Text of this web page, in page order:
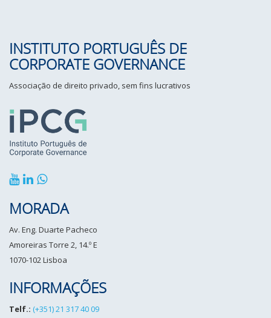
INSTITUTO PORTUGUÊS DE
CORPORATE GOVERNANCE
Associação de direito privado, sem fins lucrativos
MORADA
Av. Eng. Duarte Pacheco
Amoreiras Torre 2, 14.º E
1070-102 Lisboa
INFORMAÇÕES
Telf.: (+351) 21 317 40 09